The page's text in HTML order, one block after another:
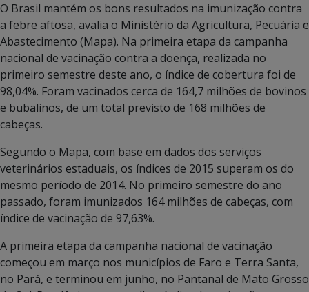
O Brasil mantém os bons resultados na imunização contra
a febre aftosa, avalia o Ministério da Agricultura, Pecuária e
Abastecimento (Mapa). Na primeira etapa da campanha
nacional de vacinação contra a doença, realizada no
primeiro semestre deste ano, o índice de cobertura foi de
98,04%. Foram vacinados cerca de 164,7 milhões de bovinos
e bubalinos, de um total previsto de 168 milhões de
cabeças.
Segundo o Mapa, com base em dados dos serviços
veterinários estaduais, os índices de 2015 superam os do
mesmo período de 2014. No primeiro semestre do ano
passado, foram imunizados 164 milhões de cabeças, com
índice de vacinação de 97,63%.
A primeira etapa da campanha nacional de vacinação
começou em março nos municípios de Faro e Terra Santa,
no Pará, e terminou em junho, no Pantanal de Mato Grosso